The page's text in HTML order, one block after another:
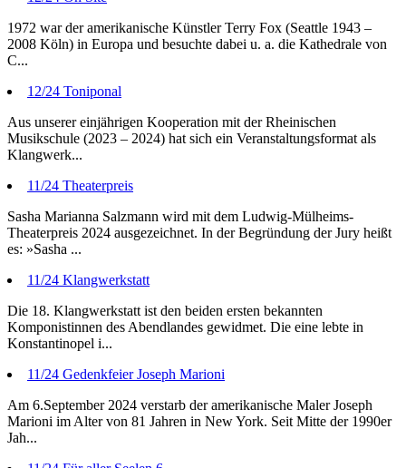
1972 war der amerikanische Künstler Terry Fox (Seattle 1943 –
2008 Köln) in Europa und besuchte dabei u. a. die Kathedrale von
C...
12/24 Toniponal
Aus unserer einjährigen Kooperation mit der Rheinischen
Musikschule (2023 – 2024) hat sich ein Veranstaltungsformat als
Klangwerk...
11/24 Theaterpreis
Sasha Marianna Salzmann wird mit dem Ludwig-Mülheims-
Theaterpreis 2024 ausgezeichnet. In der Begründung der Jury heißt
es: »Sasha ...
11/24 Klangwerkstatt
Die 18. Klangwerkstatt ist den beiden ersten bekannten
Komponistinnen des Abendlandes gewidmet. Die eine lebte in
Konstantinopel i...
11/24 Gedenkfeier Joseph Marioni
Am 6.September 2024 verstarb der amerikanische Maler Joseph
Marioni im Alter von 81 Jahren in New York. Seit Mitte der 1990er
Jah...